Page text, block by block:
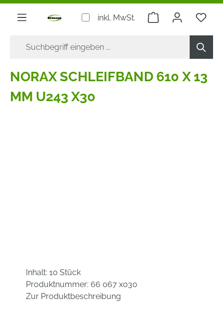
springen
inkl. MwSt. Warenkorb
NORAX SCHLEIFBAND 610 X 13
MM U243 X30
Inhalt: 10 Stück
Produktnummer: 66 067 x030
Zur Produktbeschreibung